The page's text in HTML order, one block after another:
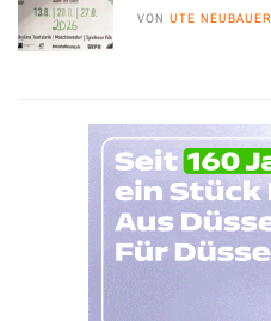
VON UTE NEUBAUER